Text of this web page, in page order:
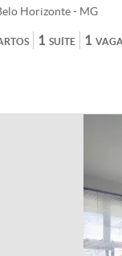
Horizonte - MG
SUÍTE
1 VAGA
1